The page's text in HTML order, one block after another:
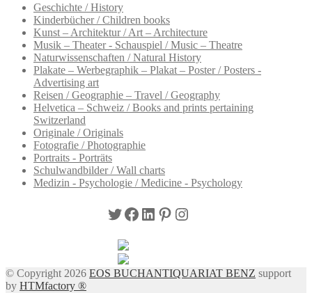
Geschichte / History
Kinderbücher / Children books
Kunst – Architektur / Art – Architecture
Musik – Theater - Schauspiel / Music – Theatre
Naturwissenschaften / Natural History
Plakate – Werbegraphik – Plakat – Poster / Posters -
Advertising art
Reisen / Geographie – Travel / Geography
Helvetica – Schweiz / Books and prints pertaining
Switzerland
Originale / Originals
Fotografie / Photographie
Portraits - Porträts
Schulwandbilder / Wall charts
Medizin - Psychologie / Medicine - Psychology
Twitter
Facebook
LinkedIn
Pinterest
Instagram
© Copyright 2026 EOS BUCHANTIQUARIAT BENZ support
by HTMfactory ®